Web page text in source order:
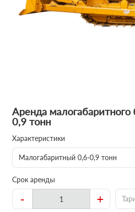
Аренда малогабаритного
0,9 тонн
Характеристики
Малогабаритный 0,6-0,9 тонн
Срок аренды
- +